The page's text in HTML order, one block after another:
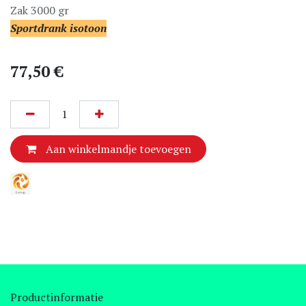
Zak 3000 gr
Sportdrank isotoon
77,50€
Aan winkelmandje toevoegen
Productinformatie